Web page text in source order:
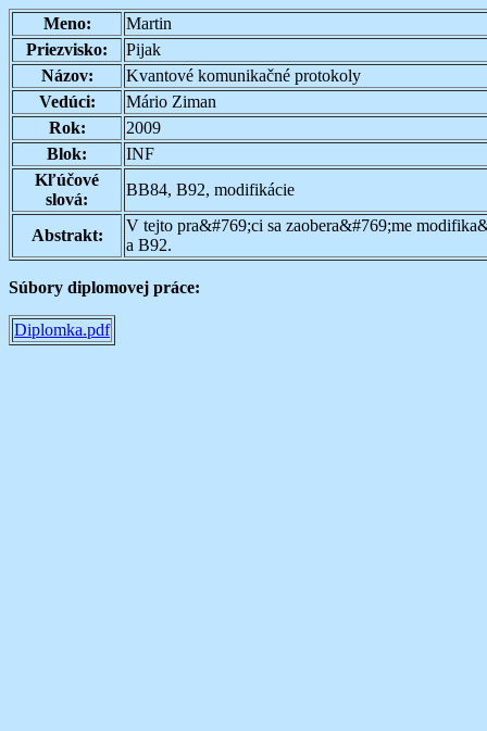
Meno:
Martin
Priezvisko:
Pijak
Názov:
Kvantové komunikačné protokoly
Vedúci:
Mário Ziman
Rok:
2009
Blok:
INF
Kľúčové
slová:
BB84, B92, modifikácie
Abstrakt:
V tejto pra&#769;ci sa zaobera&#769;me
a B92.
Súbory diplomovej práce:
Diplomka.pdf